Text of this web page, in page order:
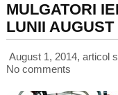
MULGATORI
LUNII AUGUST
August 1, 2014, articol
No comments